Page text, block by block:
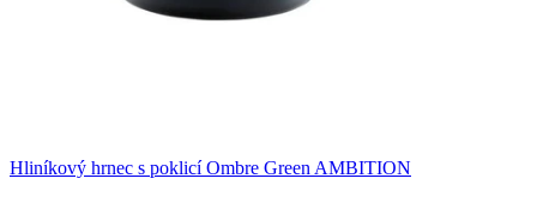
Hliníkový hrnec s poklicí Ombre Green AMBITION